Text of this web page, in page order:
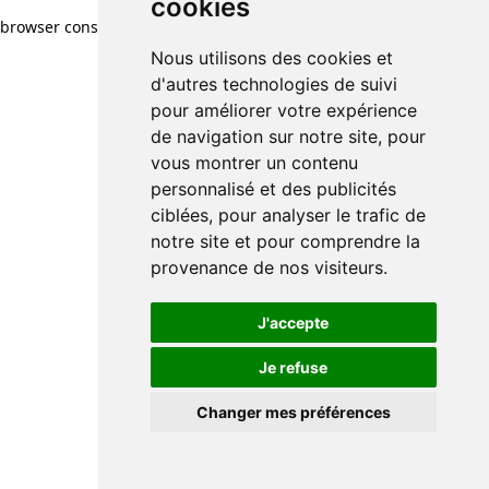
cookies
Nous utilisons des cookies et
d'autres technologies de suivi
pour améliorer votre expérience
de navigation sur notre site, pour
vous montrer un contenu
personnalisé et des publicités
ciblées, pour analyser le trafic de
notre site et pour comprendre la
provenance de nos visiteurs.
J'accepte
Je refuse
Changer mes préférences
browser console for more information)